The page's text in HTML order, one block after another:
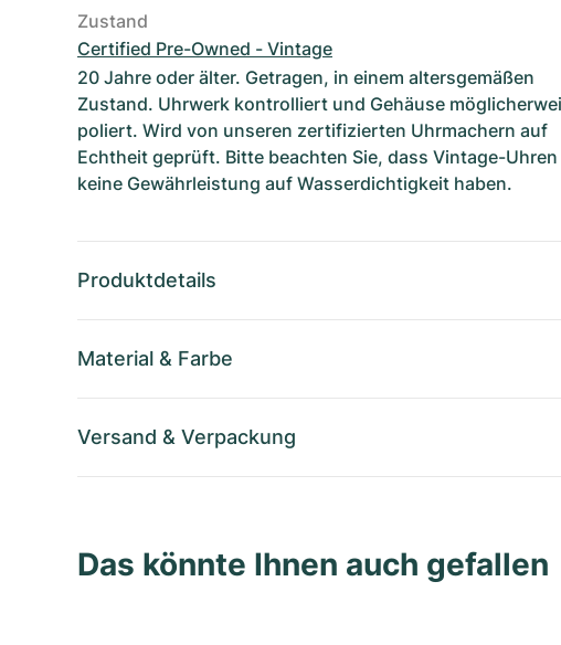
Zustand
Certified Pre-Owned - Vintage
20 Jahre oder älter. Getragen, in einem altersgemäßen
Zustand. Uhrwerk kontrolliert und Gehäuse
poliert. Wird von unseren zertifizierten Uhrmachern auf
Echtheit geprüft. Bitte beachten Sie, dass Vintage-Uhren
keine Gewährleistung auf Wasserdichtigkeit haben.
Produktdetails
Material & Farbe
Versand & Verpackung
Das könnte Ihnen auch gefallen